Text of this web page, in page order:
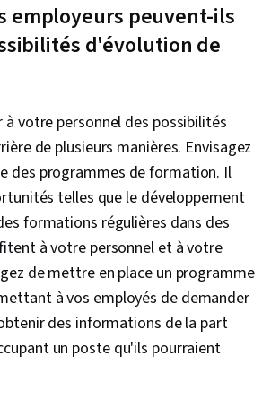
employeurs peuvent-ils
d'évolution de
à votre personnel des possibilités
de plusieurs manières. Envisagez
des programmes de formation. Il
telles que le développement
formations régulières dans des
à votre personnel et à votre
de mettre en place un programme
à vos employés de demander
des informations de la part
un poste qu'ils pourraient